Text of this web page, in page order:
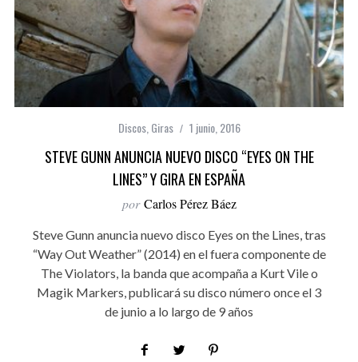
Discos, Giras 1 junio, 2016
STEVE GUNN ANUNCIA NUEVO DISCO “EYES ON THE
LINES” Y GIRA EN ESPAÑA
por Carlos Pérez Báez
Steve Gunn anuncia nuevo disco Eyes on the Lines, tras
“Way Out Weather” (2014) en el fuera componente de
The Violators, la banda que acompaña a Kurt Vile o
Magik Markers, publicará su disco número once el 3
de junio a lo largo de 9 años